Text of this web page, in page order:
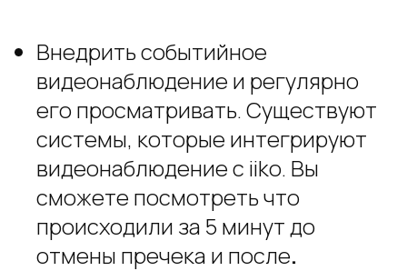
Внедрить событийное
видеонаблюдение и регулярно
его просматривать. Существуют
системы, которые интегрируют
видеонаблюдение с iikо. Вы
сможете посмотреть что
происходили за 5 минут до
отмены пречека и после.